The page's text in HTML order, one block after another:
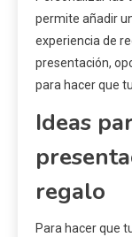
permite añadir
experiencia de
presentación,
para hacer que
Ideas
regalo
Para hacer que